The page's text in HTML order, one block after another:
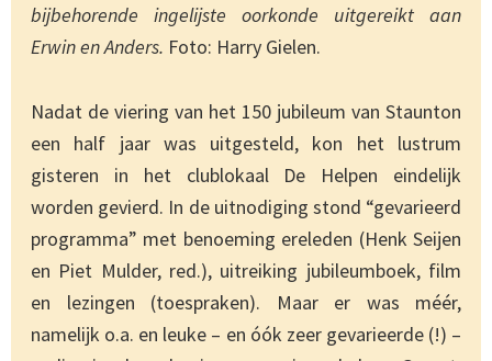
bijbehorende ingelijste oorkonde uitgereikt aan
Erwin en Anders. Foto: Harry Gielen.
Nadat de viering van het 150 jubileum van Staunton
een half jaar was uitgesteld, kon het lustrum
gisteren in het clublokaal De Helpen eindelijk
worden gevierd. In de uitnodiging stond “gevarieerd
programma” met benoeming ereleden (Henk Seijen
en Piet Mulder, red.), uitreiking jubileumboek, film
en lezingen (toespraken). Maar er was méér,
namelijk o.a. en leuke – en óók zeer gevarieerde (!) –